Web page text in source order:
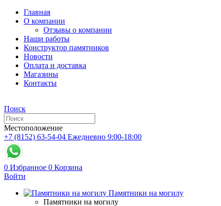
Главная
О компании
Отзывы о компании
Наши работы
Конструктор памятников
Новости
Оплата и доставка
Магазины
Контакты
Поиск
Местоположение
+7 (8152) 63-54-04 Ежедневно 9:00-18:00
0 Избранное 0 Корзина
Войти
Памятники на могилу
Памятники на могилу